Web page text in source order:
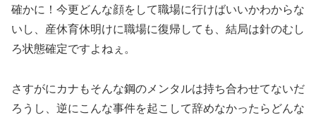
確かに！今更どんな顔をして職場に行けばいいかわからな
いし、産休育休明けに職場に復帰しても、結局は針のむし
ろ状態確定ですよねぇ。
さすがにカナもそんな鋼のメンタルは持ち合わせてないだ
ろうし、逆にこんな事件を起こして辞めなかったらどんな